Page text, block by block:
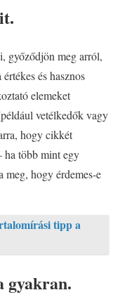
győződjön meg arról,
és hasznos
elemeket
vetélkedők vagy
hogy cikkét
ha több mint egy
meg, hogy érdemes-e
tipp a
gyakran.